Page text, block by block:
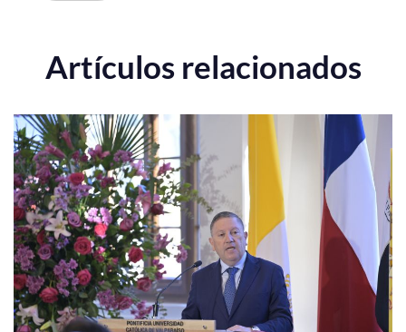
Artículos relacionados